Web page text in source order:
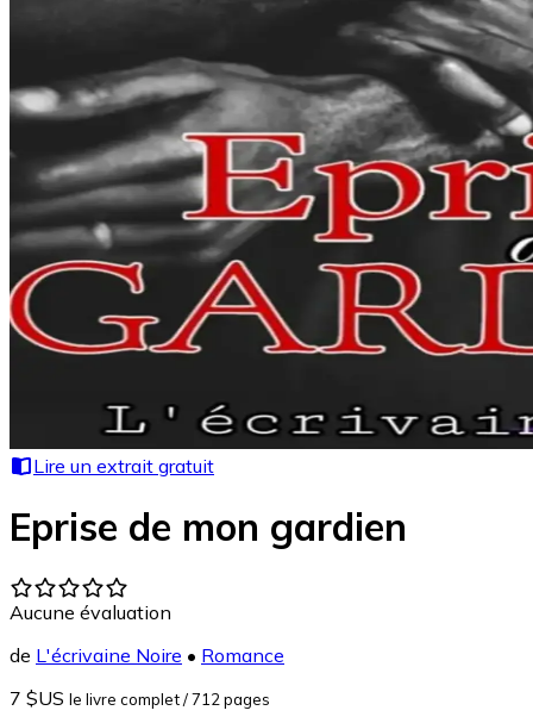
Lire un extrait gratuit
Eprise de mon gardien
Aucune évaluation
de L'écrivaine Noire • Romance
7 $US le livre complet/ 712 pages